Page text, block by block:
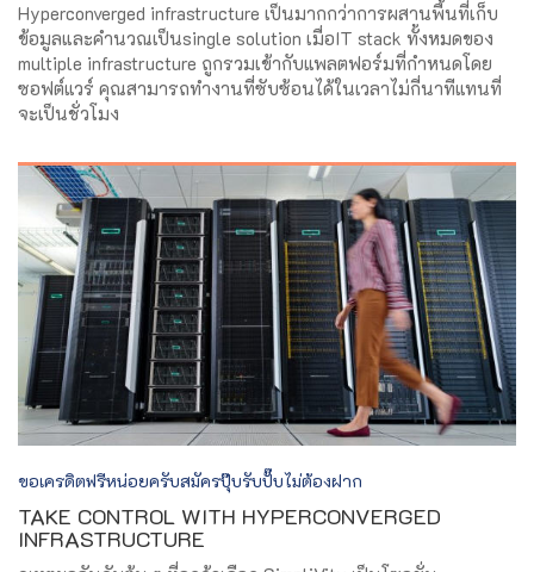
Hyperconverged infrastructure เป็นมากกว่าการผสานพื้นที่เก็บ
ข้อมูลและคำนวณเป็นsingle solution เมื่อIT stack ทั้งหมดของ
multiple infrastructure ถูกรวมเข้ากับแพลตฟอร์มที่กำหนดโดย
ซอฟต์แวร์ คุณสามารถทำงานที่ซับซ้อนได้ในเวลาไม่กี่นาทีแทนที่
จะเป็นชั่วโมง
ขอเครดิตฟรีหน่อยครับสมัครปุ๊บรับปั๊บไม่ต้องฝาก
TAKE CONTROL WITH HYPERCONVERGED
INFRASTRUCTURE